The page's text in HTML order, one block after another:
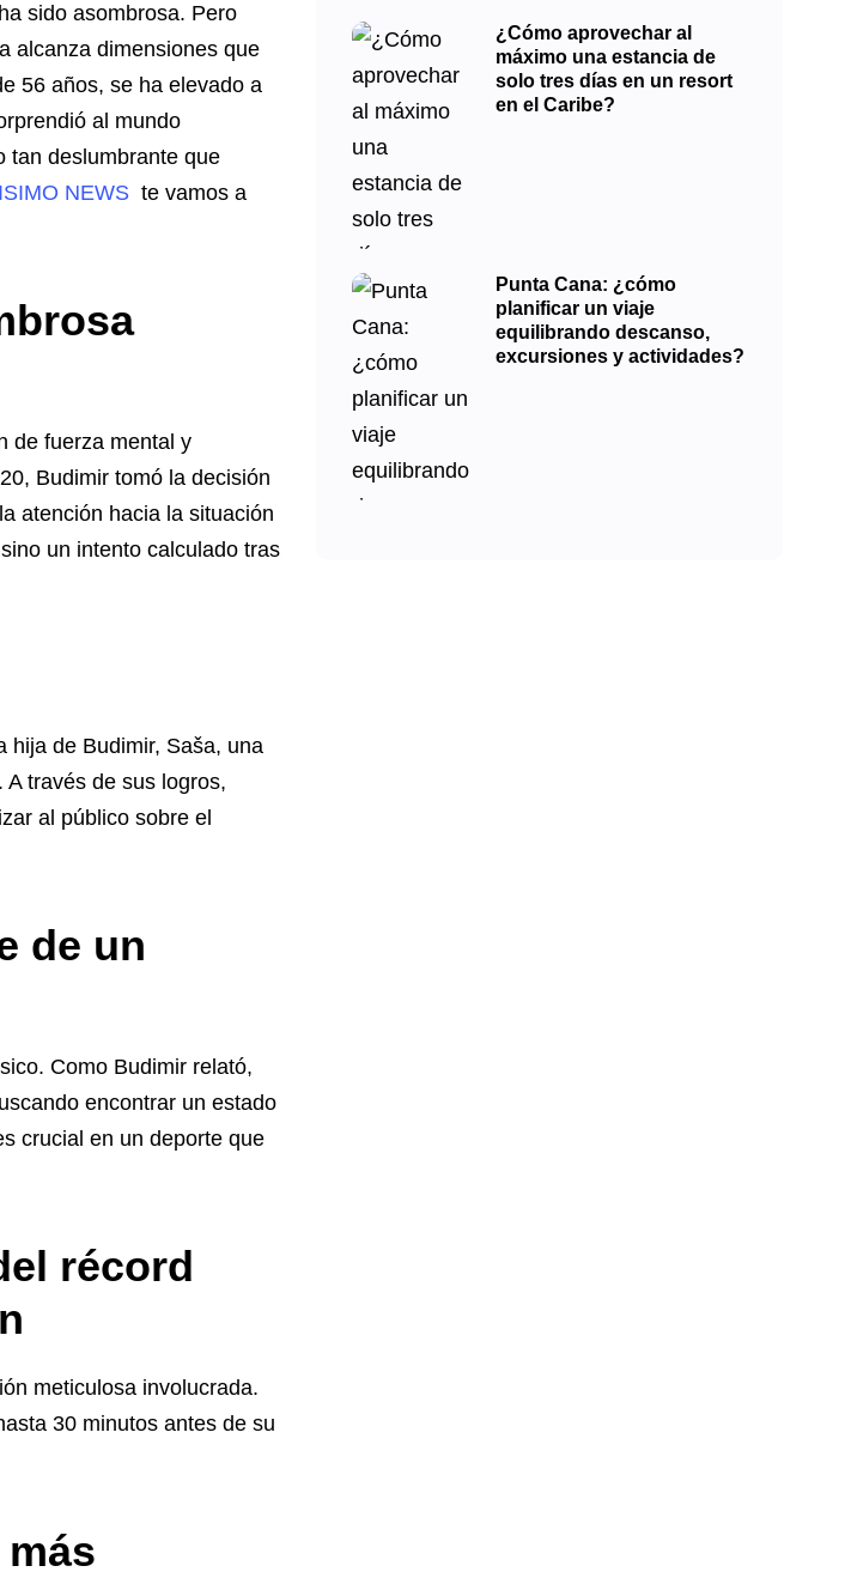
sido asombrosa. Pero
alcanza dimensiones que
56 años, se ha elevado a
al mundo
tan deslumbrante que
NEWS te vamos a
de fuerza mental y
Budimir tomó la decisión
atención hacia la situación
un intento calculado tras
hija de Budimir, Saša, una
través de sus logros,
al público sobre el
de un
Como Budimir relató,
encontrar un estado
crucial en un deporte que
récord
meticulosa involucrada.
30 minutos antes de su
¿Cómo aprovechar al
máximo una estancia de
solo tres días en un resort
en el Caribe?
Punta Cana: ¿cómo
planificar un viaje
equilibrando descanso,
excursiones y actividades?